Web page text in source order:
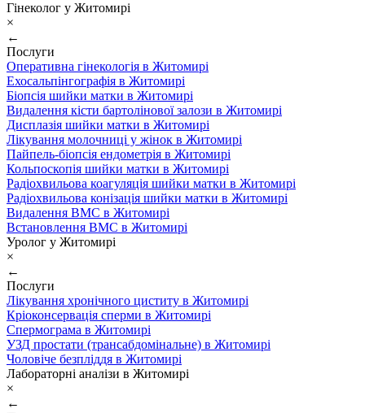
Гінеколог у Житомирі
×
←
Послуги
Оперативна гінекологія в Житомирі
Ехосальпінгографія в Житомирі
Біопсія шийки матки в Житомирі
Видалення кісти бартолінової залози в Житомирі
Дисплазія шийки матки в Житомирі
Лікування молочниці у жінок в Житомирі
Пайпель-біопсія ендометрія в Житомирі
Кольпоскопія шийки матки в Житомирі
Радіохвильова коагуляція шийки матки в Житомирі
Радіохвильова конізація шийки матки в Житомирі
Видалення ВМС в Житомирі
Встановлення ВМС в Житомирі
Уролог у Житомирі
×
←
Послуги
Лікування хронічного циститу в Житомирі
Кріоконсервація сперми в Житомирі
Спермограма в Житомирі
УЗД простати (трансабдомінальне) в Житомирі
Чоловіче безпліддя в Житомирі
Лабораторні аналізи в Житомирі
×
←